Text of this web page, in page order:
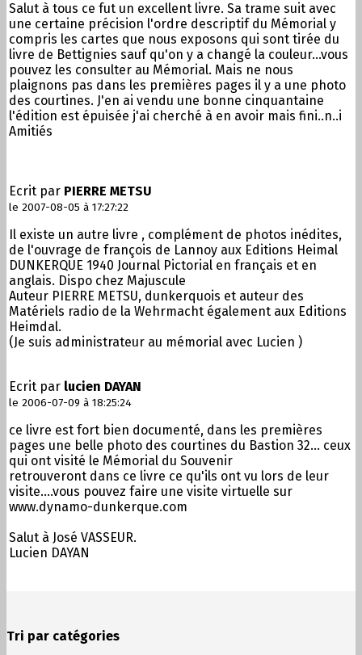
Salut à tous ce fut un excellent livre. Sa trame suit avec
une certaine précision l'ordre descriptif du Mémorial y
compris les cartes que nous exposons qui sont tirée du
livre de Bettignies sauf qu'on y a changé la couleur...vous
pouvez les consulter au Mémorial. Mais ne nous
plaignons pas dans les premières pages il y a une photo
des courtines. J'en ai vendu une bonne cinquantaine
l'édition est épuisée j'ai cherché à en avoir mais fini..n..i
Amitiés
Ecrit par PIERRE METSU
le 2007-08-05 à 17:27:22
Il existe un autre livre , complément de photos inédites,
de l'ouvrage de françois de Lannoy aux Editions Heimal
DUNKERQUE 1940 Journal Pictorial en français et en
anglais. Dispo chez Majuscule
Auteur PIERRE METSU, dunkerquois et auteur des
Matériels radio de la Wehrmacht également aux Editions
Heimdal.
(Je suis administrateur au mémorial avec Lucien )
Ecrit par lucien DAYAN
le 2006-07-09 à 18:25:24
ce livre est fort bien documenté, dans les premières
pages une belle photo des courtines du Bastion 32... ceux
qui ont visité le Mémorial du Souvenir
retrouveront dans ce livre ce qu'ils ont vu lors de leur
visite....vous pouvez faire une visite virtuelle sur
www.dynamo-dunkerque.com
Salut à José VASSEUR.
Lucien DAYAN
Tri par catégories